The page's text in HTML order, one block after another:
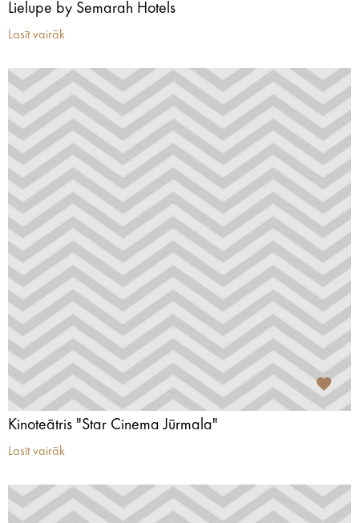
Lielupe by Semarah Hotels
Lasīt vairāk
Kinoteātris "Star Cinema Jūrmala"
Lasīt vairāk